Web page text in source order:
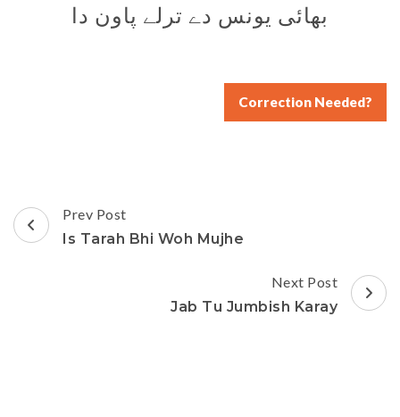
بھائی یونس دے ترلے پاون دا
Correction Needed?
Post
Navigation
Prev Post
Is Tarah Bhi Woh Mujhe
Next Post
Jab Tu Jumbish Karay